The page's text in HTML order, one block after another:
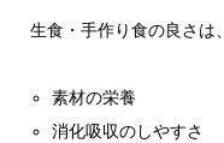
生食・手作り食の良さは、
素材の栄養
消化吸収のしやすさ